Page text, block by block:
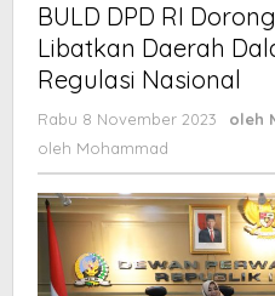
BULD DPD RI
Libatkan Daerah
Regulasi Nasional
Rabu 8 November 2023 oleh
oleh Mohammad